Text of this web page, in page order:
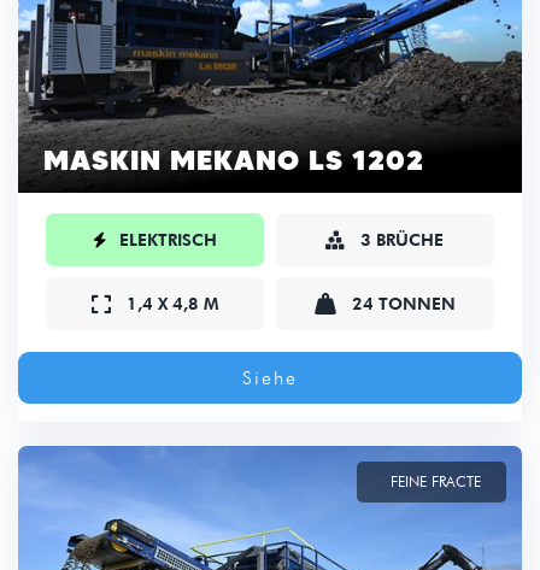
MASKIN MEKANO LS 1202
 ELEKTRISCH  3 BRÜCHE
 1,4 X 4,8 M  24 TONNEN
Siehe
FEINE FRACTE